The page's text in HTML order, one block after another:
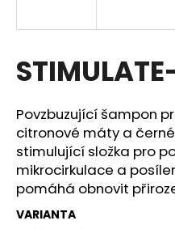
Povzbuzující šampon
citronové máty a
stimulující složka pro
mikrocirkulace a
pomáhá obnovit
VARIANTA
í
t
?